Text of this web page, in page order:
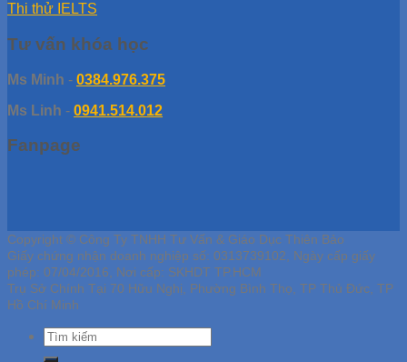
Thi thử IELTS
Tư vấn khóa học
Ms Minh - 0384.976.375
Ms Linh - 0941.514.012
Fanpage
Copyright © Công Ty TNHH Tư Vấn & Giáo Dục Thiên Bảo
Giấy chứng nhận doanh nghiệp số: 0313739102, Ngày cấp giấy
phép: 07/04/2016, Nơi cấp: SKHDT TP.HCM
Trụ Sở Chính Tại 70 Hữu Nghị, Phường Bình Thọ, TP Thủ Đức, TP
Hồ Chí Minh